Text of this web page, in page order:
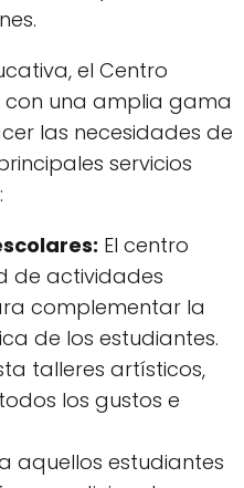
el Centro
con una amplia gama
las necesidades de
servicios
El centro
de actividades
complementar la
de los estudiantes.
talleres artísticos,
los gustos e
aquellos estudiantes